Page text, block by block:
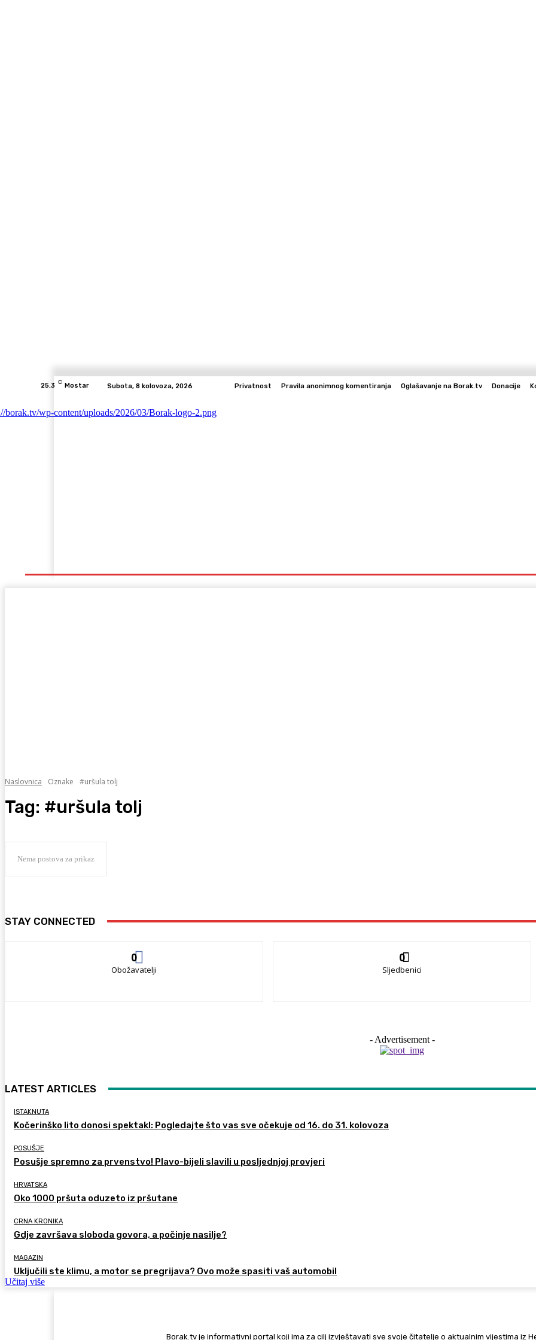
25.3 C Mostar Subota, 8 kolovoza, 2026 Privatnost Pravila anonimnog komentiranja Oglašavanje na Borak.tv Donacije
Naslovnica Oznake #uršula tolj
Tag: #uršula tolj
Nema postova za prikaz
STAY CONNECTED
0
Obožavatelji
0
Sljedbenici
- Advertisement -
LATEST ARTICLES
ISTAKNUTA
Kočerinško lito donosi spektakl: Pogledajte što vas sve očekuje od 16. do 31. kolovoza
POSUŠJE
Posušje spremno za prvenstvo! Plavo-bijeli slavili u posljednjoj provjeri
HRVATSKA
Oko 1000 pršuta oduzeto iz pršutane
CRNA KRONIKA
Gdje završava sloboda govora, a počinje nasilje?
MAGAZIN
Uključili ste klimu, a motor se pregrijava? Ovo može spasiti vaš automobil
Učitaj više
Borak.tv je informativni portal koji ima za cilj izvještavati sve svoje čitatelje o aktualnim vijestima iz